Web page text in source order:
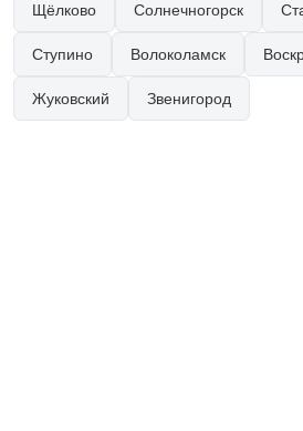
Щёлково Солнечногорск
Ступино Волоколамск
Жуковский Звенигород